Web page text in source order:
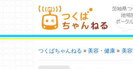
つくばちゃんねる 美容・健康 美